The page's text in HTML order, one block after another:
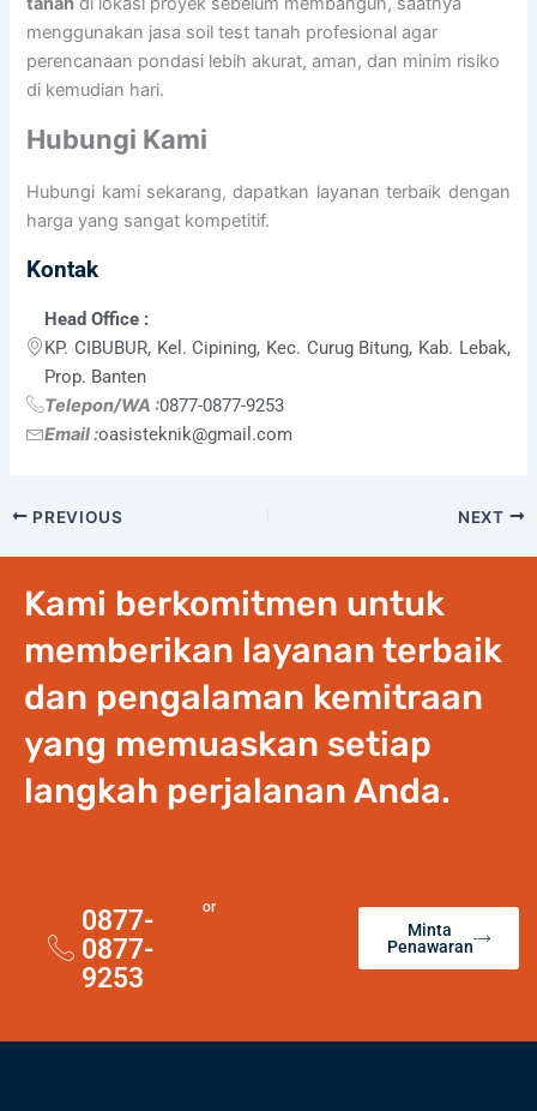
menggunakan jasa soil test tanah profesional agar
perencanaan pondasi lebih akurat, aman, dan minim risiko
di kemudian hari.
Hubungi Kami
Hubungi kami sekarang, dapatkan layanan terbaik dengan
harga yang sangat kompetitif.
Kontak
Head Office :
KP. CIBUBUR, Kel. Cipining, Kec. Curug Bitung, Kab. Lebak,
Prop. Banten
Telepon/WA :0877-0877-9253
Email :oasisteknik@gmail.com
PREVIOUS NEXT
Kami berkomitmen untuk
memberikan layanan terbaik
dan pengalaman kemitraan
yang memuaskan setiap
langkah perjalanan Anda.
0877-
0877-
9253
or
Minta
Penawaran